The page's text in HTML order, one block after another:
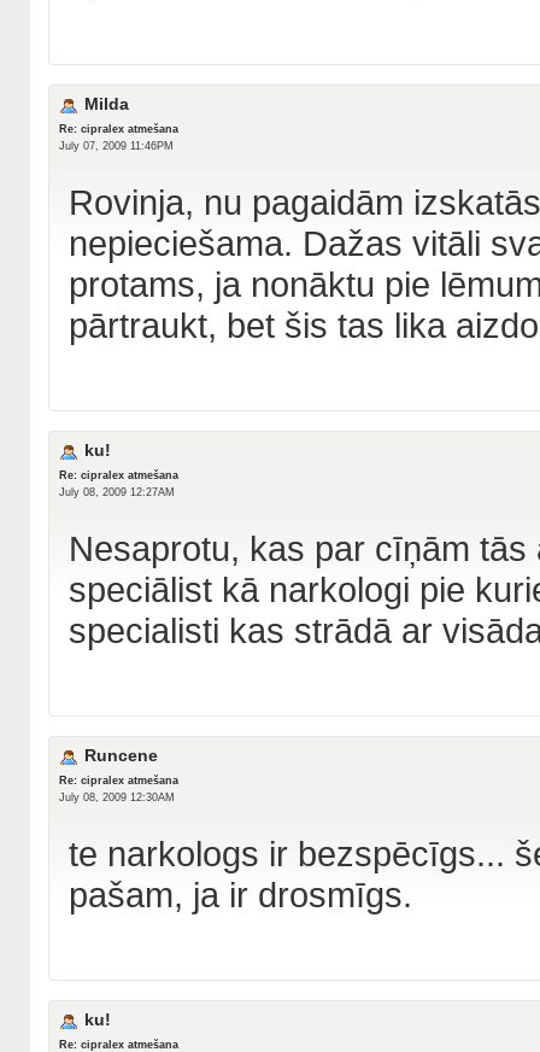
Milda
Re: cipralex atmešana
July 07, 2009 11:46PM
Rovinja, nu pagaidām
nepieciešama. Dažas vitāli
protams, ja nonāktu pie
pārtraukt, bet šis tas lika
ku!
Re: cipralex atmešana
July 08, 2009 12:27AM
Nesaprotu, kas par cīņām
speciālist kā narkologi pie
specialisti kas strādā ar
Runcene
Re: cipralex atmešana
July 08, 2009 12:30AM
te narkologs ir bezspēcīgs...
pašam, ja ir drosmīgs.
ku!
Re: cipralex atmešana